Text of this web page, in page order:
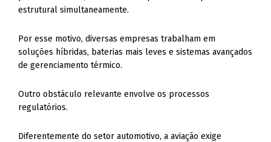
estrutural simultaneamente.
Por esse motivo, diversas empresas trabalham em
soluções híbridas, baterias mais leves e sistemas avançados
de gerenciamento térmico.
Outro obstáculo relevante envolve os processos
regulatórios.
Diferentemente do setor automotivo, a aviação exige